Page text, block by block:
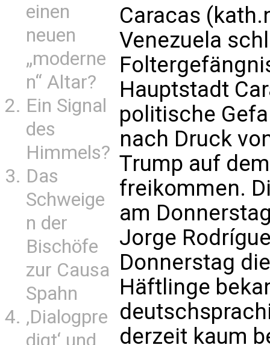
einen
neuen
„moderne
n“ Altar?
Ein Signal
des
Himmels?
Das
Schweige
n der
Bischöfe
zur Causa
Spahn
‚Dialogpre
digt‘ und
Caracas
Venezuela
Hauptstadt
politische
nach Druck
Trump auf
freikommen.
am
Jorge
Donnerstag
Häftlinge
derzeit kaum